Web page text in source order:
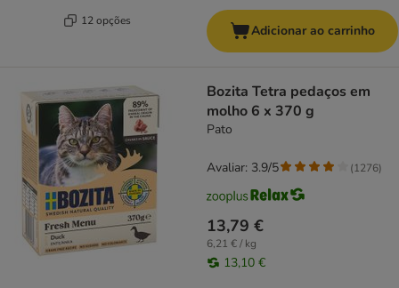
12 opções
Adicionar ao carrinho
Bozita Tetra pedaços em
molho 6 x 370 g
Pato
13,79 €
6,21 € / kg
13,10 €
Avaliar: 3.9/5 (1276)